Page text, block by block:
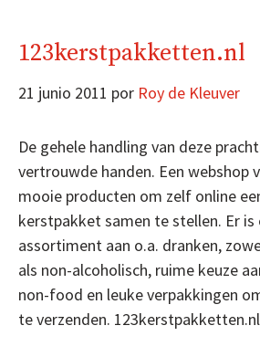
123kerstpakketten.nl
21 junio 2011 por Roy de Kleuver
De gehele handling van deze
vertrouwde handen. Een webshop
mooie producten om zelf online
kerstpakket samen te stellen. Er is
assortiment aan o.a. dranken,
als non-alcoholisch, ruime keuze
non-food en leuke verpakkingen
te verzenden.